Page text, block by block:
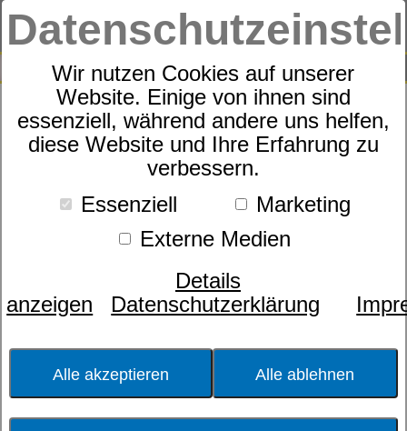
Wir nutzen Cookies auf unserer
Website. Einige von ihnen sind
essenziell, während andere uns helfen,
diese Website und Ihre Erfahrung zu
verbessern.
Essenziell
Marketing
Externe Medien
Details
anzeigen
Datenschutzerklärung
Alle akzeptieren Alle ablehnen
SUCHE
0
74254 Spacer-BH | Full Cup